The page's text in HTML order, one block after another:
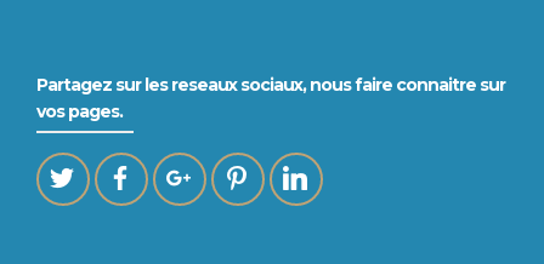
Partagez sur les reseaux sociaux, nous faire connaitre sur
vos pages.